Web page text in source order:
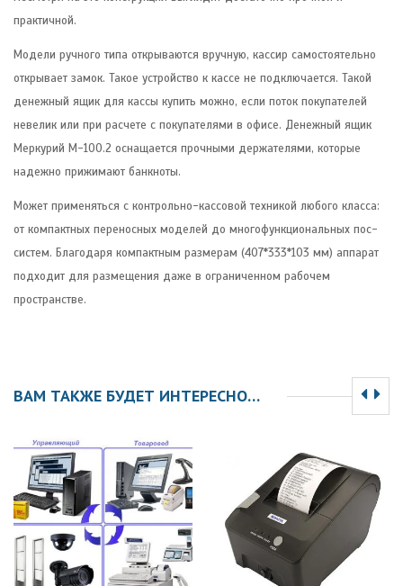
практичной.
Модели ручного типа открываются вручную, кассир самостоятельно
открывает замок. Такое устройство к кассе не подключается. Такой
денежный ящик для кассы купить можно, если поток покупателей
невелик или при расчете с покупателями в офисе. Денежный ящик
Меркурий М-100.2 оснащается прочными держателями, которые
надежно прижимают банкноты.
Может применяться с контрольно-кассовой техникой любого класса:
от компактных переносных моделей до многофункциональных пос-
систем. Благодаря компактным размерам (407*333*103 мм) аппарат
подходит для размещения даже в ограниченном рабочем
пространстве.
ВАМ ТАКЖЕ БУДЕТ ИНТЕРЕСНО…